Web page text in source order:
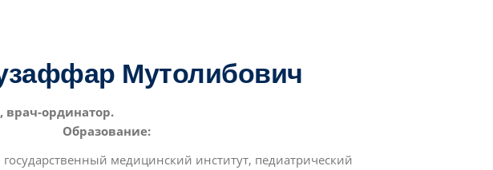
Мутолибович
врач-ординатор.
Образование:
медицинский институт, педиатрический